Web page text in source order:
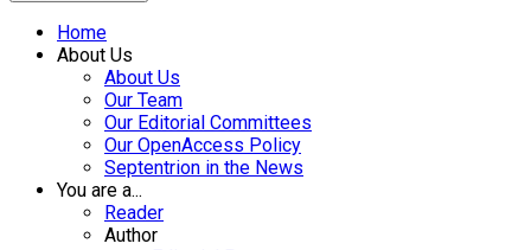
Home
About Us
About Us
Our Team
Our Editorial Committees
Our OpenAccess Policy
Septentrion in the News
You are a...
Reader
Author